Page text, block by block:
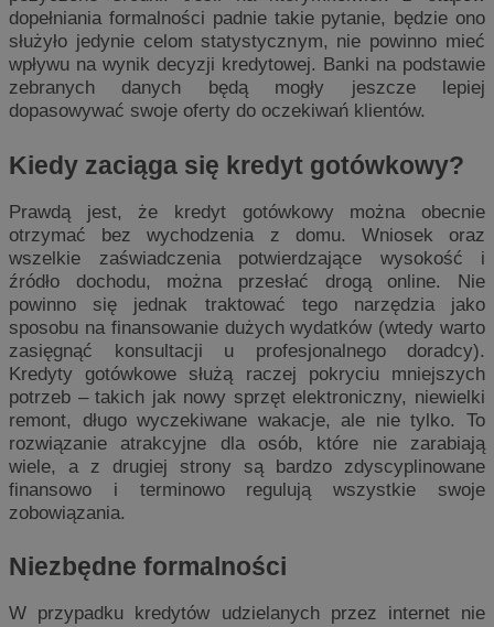
dopełniania formalności padnie takie pytanie, będzie ono
służyło jedynie celom statystycznym, nie powinno mieć
wpływu na wynik decyzji kredytowej. Banki na podstawie
zebranych danych będą mogły jeszcze lepiej
dopasowywać swoje oferty do oczekiwań klientów.
Kiedy zaciąga się kredyt gotówkowy?
Prawdą jest, że kredyt gotówkowy można obecnie
otrzymać bez wychodzenia z domu. Wniosek oraz
wszelkie zaświadczenia potwierdzające wysokość i
źródło dochodu, można przesłać drogą online. Nie
powinno się jednak traktować tego narzędzia jako
sposobu na finansowanie dużych wydatków (wtedy warto
zasięgnąć konsultacji u profesjonalnego doradcy).
Kredyty gotówkowe służą raczej pokryciu mniejszych
potrzeb – takich jak nowy sprzęt elektroniczny, niewielki
remont, długo wyczekiwane wakacje, ale nie tylko. To
rozwiązanie atrakcyjne dla osób, które nie zarabiają
wiele, a z drugiej strony są bardzo zdyscyplinowane
finansowo i terminowo regulują wszystkie swoje
zobowiązania.
Niezbędne formalności
W przypadku kredytów udzielanych przez internet nie